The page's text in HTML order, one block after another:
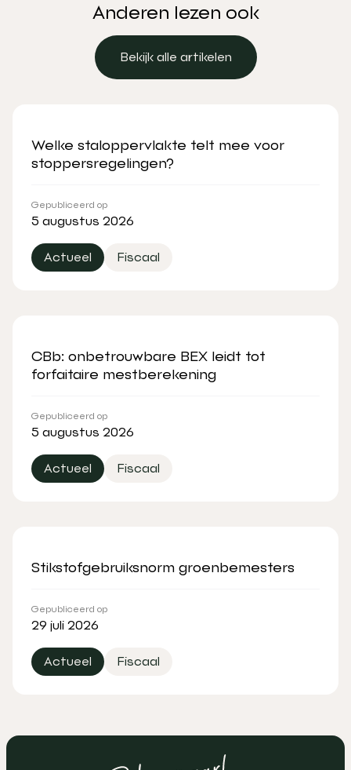
Anderen lezen ook
Bekijk alle artikelen
Welke staloppervlakte telt mee voor
stoppersregelingen?
Gepubliceerd op
5 augustus 2026
Actueel Fiscaal
CBb: onbetrouwbare BEX leidt tot
forfaitaire mestberekening
Gepubliceerd op
5 augustus 2026
Actueel Fiscaal
Stikstofgebruiksnorm groenbemesters
Gepubliceerd op
29 juli 2026
Actueel Fiscaal